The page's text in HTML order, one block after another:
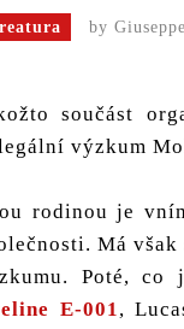
by Giuseppe
součást
výzkum
rodinou je
Má
Poté, co
E-001,